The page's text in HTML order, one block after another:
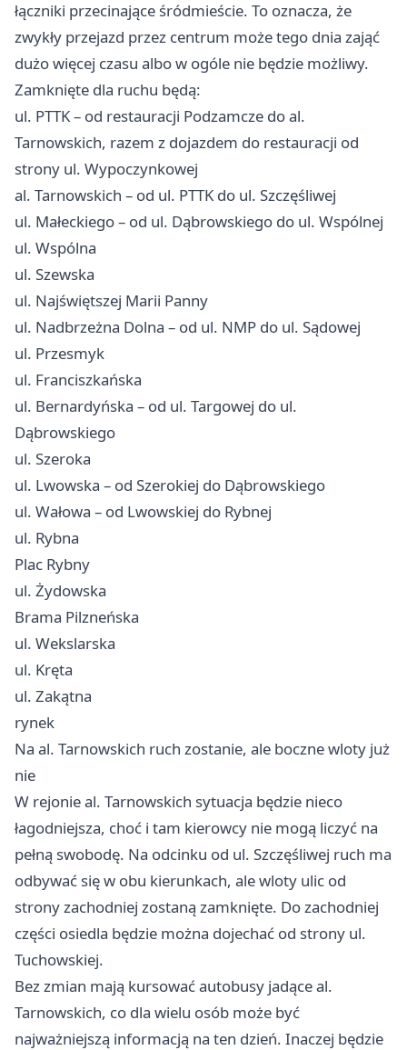
łączniki przecinające śródmieście. To oznacza, że
zwykły przejazd przez centrum może tego dnia zająć
dużo więcej czasu albo w ogóle nie będzie możliwy.
Zamknięte dla ruchu będą:
ul. PTTK – od restauracji Podzamcze do al.
Tarnowskich, razem z dojazdem do restauracji od
strony ul. Wypoczynkowej
al. Tarnowskich – od ul. PTTK do ul. Szczęśliwej
ul. Małeckiego – od ul. Dąbrowskiego do ul. Wspólnej
ul. Wspólna
ul. Szewska
ul. Najświętszej Marii Panny
ul. Nadbrzeżna Dolna – od ul. NMP do ul. Sądowej
ul. Przesmyk
ul. Franciszkańska
ul. Bernardyńska – od ul. Targowej do ul.
Dąbrowskiego
ul. Szeroka
ul. Lwowska – od Szerokiej do Dąbrowskiego
ul. Wałowa – od Lwowskiej do Rybnej
ul. Rybna
Plac Rybny
ul. Żydowska
Brama Pilzneńska
ul. Wekslarska
ul. Kręta
ul. Zakątna
rynek
Na al. Tarnowskich ruch zostanie, ale boczne wloty już
nie
W rejonie al. Tarnowskich sytuacja będzie nieco
łagodniejsza, choć i tam kierowcy nie mogą liczyć na
pełną swobodę. Na odcinku od ul. Szczęśliwej ruch ma
odbywać się w obu kierunkach, ale wloty ulic od
strony zachodniej zostaną zamknięte. Do zachodniej
części osiedla będzie można dojechać od strony ul.
Tuchowskiej.
Bez zmian mają kursować autobusy jadące al.
Tarnowskich, co dla wielu osób może być
najważniejszą informacją na ten dzień. Inaczej będzie